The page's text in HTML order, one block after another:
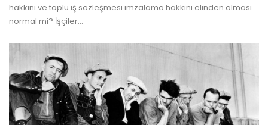
hakkını ve toplu iş sözleşmesi imzalama hakkını elinden alması
normal mi? İşçiler…